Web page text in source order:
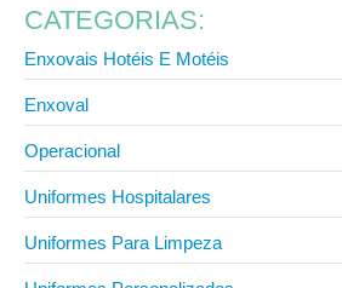
CATEGORIAS:
Enxovais Hotéis E Motéis
Enxoval
Operacional
Uniformes Hospitalares
Uniformes Para Limpeza